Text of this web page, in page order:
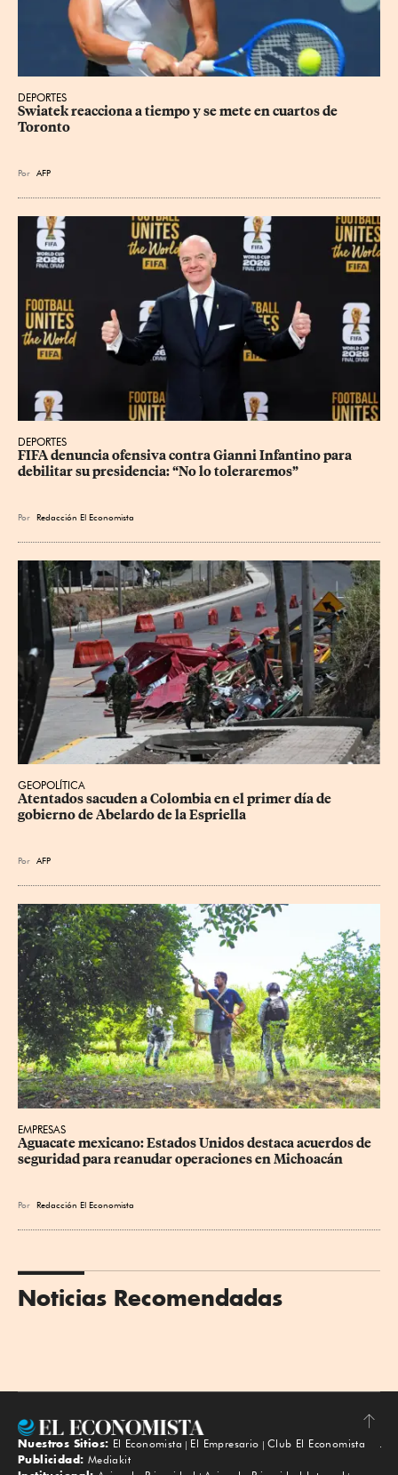
DEPORTES
Swiatek reacciona a tiempo y se mete en cuartos de
Toronto
Por AFP
DEPORTES
FIFA denuncia ofensiva contra Gianni Infantino para
debilitar su presidencia: “No lo toleraremos”
Por Redacción El Economista
GEOPOLÍTICA
Atentados sacuden a Colombia en el primer día de
gobierno de Abelardo de la Espriella
Por AFP
EMPRESAS
Aguacate mexicano: Estados Unidos destaca acuerdos de
seguridad para reanudar operaciones en Michoacán
Por Redacción El Economista
Noticias Recomendadas
Subir
Nuestros Sitios: El Economista El Empresario
Club El Economista
Publicidad: Mediakit